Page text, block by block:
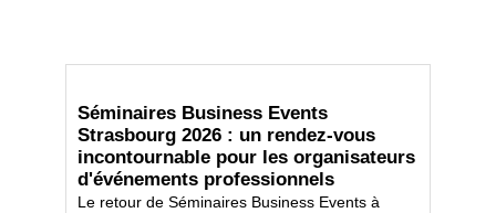
Séminaires Business Events
Strasbourg 2026 : un rendez-vous
incontournable pour les organisateurs
d'événements professionnels
Le retour de Séminaires Business Events à